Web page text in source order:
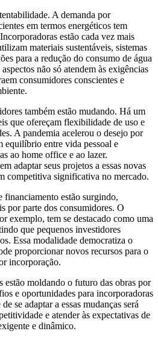
A demanda por
em termos energéticos tem
estão cada vez mais
materiais sustentáveis, sistemas
para a redução do consumo de água
não só atendem às exigências
consumidores conscientes e
também estão mudando. Há um
que ofereçam flexibilidade de uso e
A pandemia acelerou o desejo por
equilíbrio entre vida pessoal e
ao home office e ao lazer.
adaptar seus projetos a essas novas
competitiva significativa no mercado.
financiamento estão surgindo,
por parte dos consumidores. O
exemplo, tem se destacado como uma
que pequenos investidores
Essa modalidade democratiza o
proporcionar novos recursos para o
incorporação.
estão moldando o futuro das obras por
e oportunidades para incorporadoras
se adaptar a essas mudanças será
e atender às expectativas de
e dinâmico.